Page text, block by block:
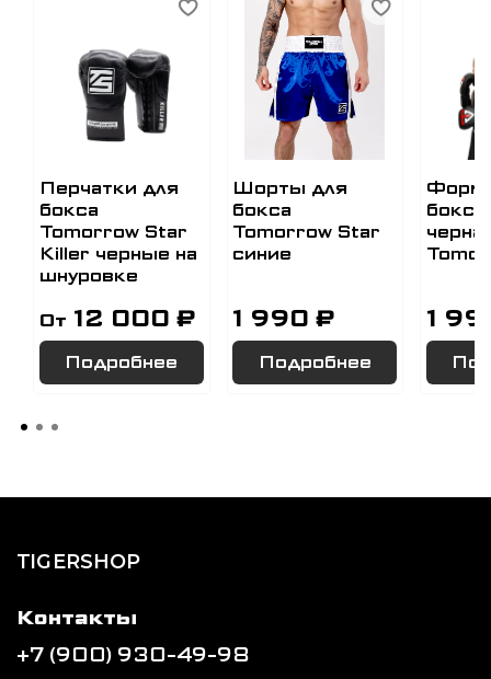
Перчатки для
бокса
Tomorrow Star
Killer черные на
шнуровке
От 12 000 ₽
Подробнее
Шорты для
бокса
Tomorrow Star
синие
1 990 ₽
Подробнее
1
TIGERSHOP
Контакты
+7 (900) 930-49-98